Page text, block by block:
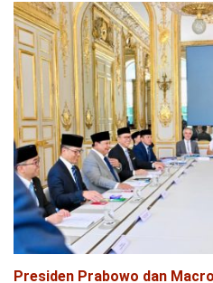
Presiden Prabowo dan